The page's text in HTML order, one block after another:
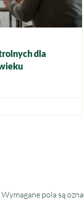
dla
Wymagane pola są